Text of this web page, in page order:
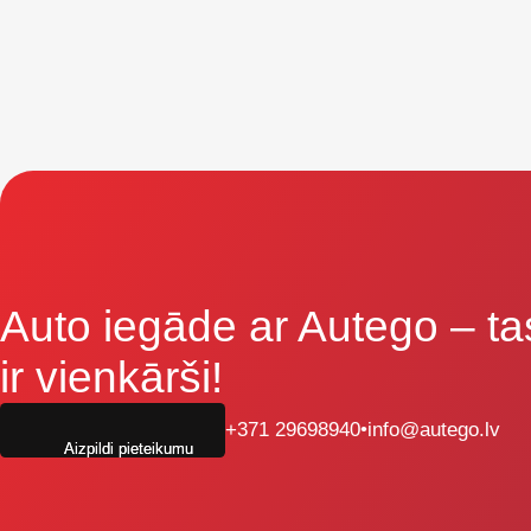
Auto iegāde ar Autego –
ir vienkārši!
+371 29698940•info@autego.lv